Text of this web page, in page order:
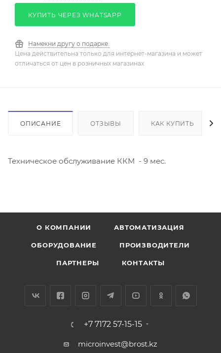
КУПИТЬ ЧЕРЕЗ WHATSAPP
Намекни другу о подарке.
Цена действительна только для интернет-магазина и может
отличаться от цен в розничных магазинах
ОПИСАНИЕ ОТЗЫВЫ КАК КУПИТЬ
Техническое обслуживание ККМ - 9 мес.
О КОМПАНИИ АВТОМАТИЗАЦИЯ
ОБОРУДОВАНИЕ ПРОИЗВОДИТЕЛИ
ПАРТНЕРЫ КОНТАКТЫ
+7 7172 57-15-15
microinvest@brost.kz